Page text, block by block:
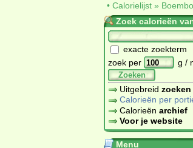
• Calorielijst »
Zoek calorieën
exacte zoekterm
zoek per
g /
Zoeken
Uitgebreid zoeken
Calorieën per
Calorieën archief
Voor je website
Menu